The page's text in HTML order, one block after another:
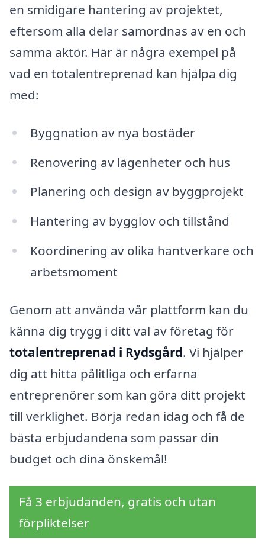
en smidigare hantering av projektet,
eftersom alla delar samordnas av en och
samma aktör. Här är några exempel på
vad en totalentreprenad kan hjälpa dig
med:
Byggnation av nya bostäder
Renovering av lägenheter och hus
Planering och design av byggprojekt
Hantering av bygglov och tillstånd
Koordinering av olika hantverkare och
arbetsmoment
Genom att använda vår plattform kan du
känna dig trygg i ditt val av företag för
totalentreprenad i Rydsgård. Vi hjälper
dig att hitta pålitliga och erfarna
entreprenörer som kan göra ditt projekt
till verklighet. Börja redan idag och få de
bästa erbjudandena som passar din
budget och dina önskemål!
Få 3 erbjudanden, gratis och utan
förpliktelser